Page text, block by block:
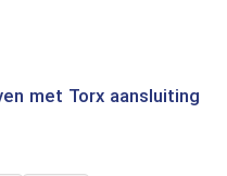
met Torx aansluiting